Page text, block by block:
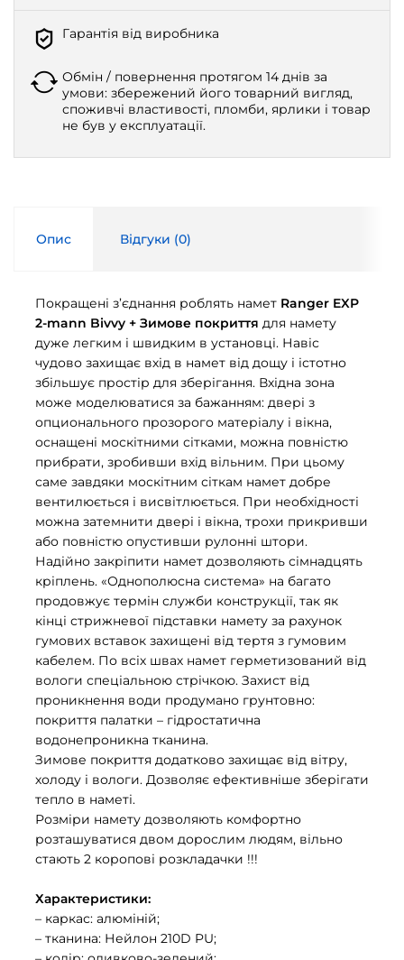
Гарантія від виробника
Обмін / повернення протягом 14 днів за
умови: збережений його товарний вигляд,
споживчі властивості, пломби, ярлики і товар
не був у експлуатації.
Опис Відгуки (0)
Покращені з’єднання роблять намет Ranger EXP
2-mann Bivvy + Зимове покриття для намету
дуже легким і швидким в установці. Навіс
чудово захищає вхід в намет від дощу і істотно
збільшує простір для зберігання. Вхідна зона
може моделюватися за бажанням: двері з
опционального прозорого матеріалу і вікна,
оснащені москітними сітками, можна повністю
прибрати, зробивши вхід вільним. При цьому
саме завдяки москітним сіткам намет добре
вентилюється і висвітлюється. При необхідності
можна затемнити двері і вікна, трохи прикривши
або повністю опустивши рулонні штори.
Надійно закріпити намет дозволяють сімнадцять
кріплень. «Однополюсна система» на багато
продовжує термін служби конструкції, так як
кінці стрижневої підставки намету за рахунок
гумових вставок захищені від тертя з гумовим
кабелем. По всіх швах намет герметизований від
вологи спеціальною стрічкою. Захист від
проникнення води продумано грунтовно:
покриття палатки – гідростатична
водонепроникна тканина.
Зимове покриття додатково захищає від вітру,
холоду і вологи. Дозволяє ефективніше зберігати
тепло в наметі.
Розміри намету дозволяють комфортно
розташуватися двом дорослим людям, вільно
стають 2 коропові розкладачки !!!
Характеристики:
– каркас: алюміній;
– тканина: Нейлон 210D PU;